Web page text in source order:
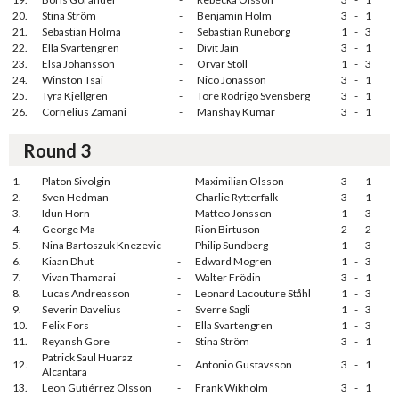
20.
Stina Ström - Benjamin Holm 3 - 1
21.
Sebastian Holma - Sebastian Runeborg 1 - 3
22.
Ella Svartengren - Divit Jain 3 - 1
23.
Elsa Johansson - Orvar Stoll 1 - 3
24.
Winston Tsai - Nico Jonasson 3 - 1
25.
Tyra Kjellgren - Tore Rodrigo Svensberg 3 - 1
26.
Cornelius Zamani - Manshay Kumar 3 - 1
Round 3
1. Platon Sivolgin - Maximilian Olsson 3 - 1
2.
Sven Hedman - Charlie Rytterfalk 3 - 1
3.
Idun Horn - Matteo Jonsson 1 - 3
4.
George Ma - Rion Birtuson 2 - 2
5.
Nina Bartoszuk Knezevic - Philip Sundberg 1 - 3
6.
Kiaan Dhut - Edward Mogren 1 - 3
7.
Vivan Thamarai - Walter Frödin 3 - 1
8.
Lucas Andreasson - Leonard Lacouture Ståhl 1 - 3
9.
Severin Davelius - Sverre Sagli 1 - 3
10.
Felix Fors - Ella Svartengren 1 - 3
11.
Reyansh Gore - Stina Ström 3 - 1
12.
Patrick Saul Huaraz
Alcantara
- Antonio Gustavsson 3 - 1
13.
Leon Gutiérrez Olsson - Frank Wikholm 3 - 1